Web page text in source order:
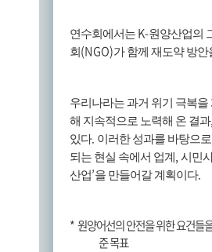
연수회에서는 K-원양산업의
회 (NGO)가 함께 재도약 방
우리나라는 과거 위기 극복
해 지속적으로 노력해 온 결과
있다. 이러한 성과를 바탕으로
되는 현실 속에서 업계 , 시민
산업’을 만들어갈 계획이다.
*원양어선의 안전을 위한 요건들
준 목표